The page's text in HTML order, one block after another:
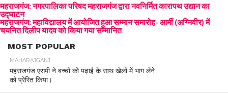
महराजगंज: नगरपालिका परिषद महराजगंज द्वारा नवनिर्मित कारापथ उद्यान का
उद्घाटन
महराजगंज: महाविद्यालय में आयोजित हुआ सम्मान समारोह- आर्मी (अग्निवीर) में
चयनित दिलीप यादव को किया गया सम्मानित
MOST POPULAR
MAHARAJGANJ
महराजगंज एसपी ने बच्चों को पढ़ाई के साथ खेलों में भाग लेने
को प्रेरित किया।